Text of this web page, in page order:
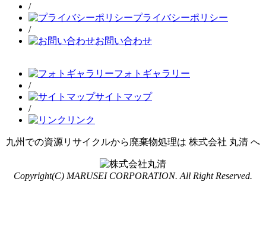
/
プライバシーポリシー
/
お問い合わせ
フォトギャラリー
/
サイトマップ
/
リンク
九州での資源リサイクルから廃棄物処理は 株式会社 丸清 へ
Copyright(C) MARUSEI CORPORATION. All Right Reserved.